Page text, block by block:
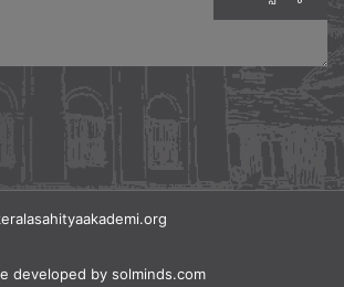
developed by solminds.com